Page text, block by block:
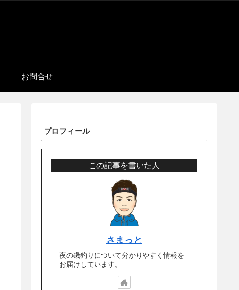
お問合せ
プロフィール
この記事を書いた人
さまっと
夜の磯釣りについて分かりやすく情報を
お届けしています。